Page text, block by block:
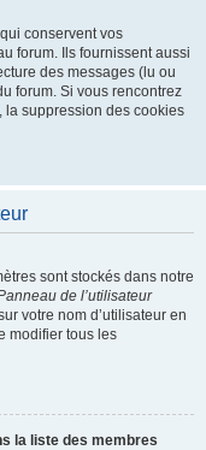
conservent vos
forum. Ils fournissent aussi
des messages (lu ou
forum. Si vous rencontrez
suppression des cookies
sont stockés dans notre
de l’utilisateur
votre nom d’utilisateur en
modifier tous les
la liste des membres